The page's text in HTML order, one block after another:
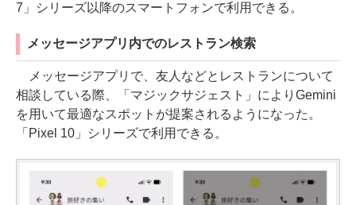
7」シリーズ以降のスマートフォンで利用できる。
メッセージアプリ内でのレストラン検索
メッセージアプリで、友人などとレストランについて
相談している際、「マジックサジェスト」によりGemini
を用いて最適なスポットが提案されるようになった。
「Pixel 10」シリーズで利用できる。